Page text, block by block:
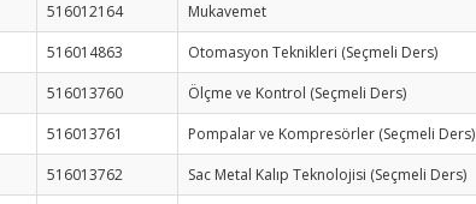
516012164 Mukavemet
516014863 Otomasyon Teknikleri (Seçmeli Ders)
516013760 Ölçme ve Kontrol (Seçmeli Ders)
516013761 Pompalar ve Kompresörler (Seçmeli Ders)
516013762 Sac Metal Kalıp Teknolojisi (Seçmeli Ders)